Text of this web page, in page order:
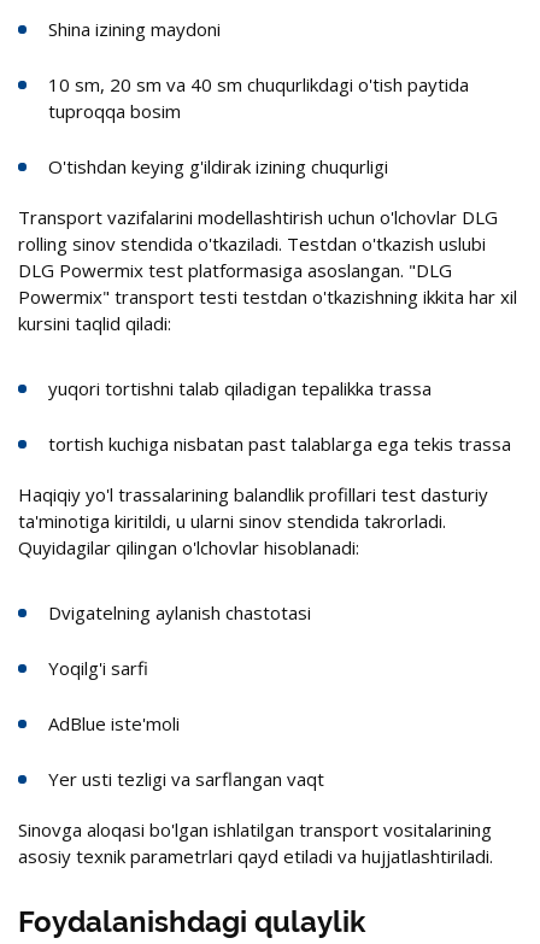
Shina izining maydoni
10 sm, 20 sm va 40 sm chuqurlikdagi o'tish paytida
tuproqqa bosim
O'tishdan keying g'ildirak izining chuqurligi
Transport vazifalarini modellashtirish uchun o'lchovlar DLG
rolling sinov stendida o'tkaziladi. Testdan o'tkazish uslubi
DLG Powermix test platformasiga asoslangan. "DLG
Powermix" transport testi testdan o'tkazishning ikkita har xil
kursini taqlid qiladi:
yuqori tortishni talab qiladigan tepalikka trassa
tortish kuchiga nisbatan past talablarga ega tekis trassa
Haqiqiy yo'l trassalarining balandlik profillari test dasturiy
ta'minotiga kiritildi, u ularni sinov stendida takrorladi.
Quyidagilar qilingan o'lchovlar hisoblanadi:
Dvigatelning aylanish chastotasi
Yoqilg'i sarfi
AdBlue iste'moli
Yer usti tezligi va sarflangan vaqt
Sinovga aloqasi bo'lgan ishlatilgan transport vositalarining
asosiy texnik parametrlari qayd etiladi va hujjatlashtiriladi.
Foydalanishdagi qulaylik